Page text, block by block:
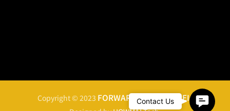
Copyright © 2023 FORWARD HOTEL TAIPEI.
Contact Us